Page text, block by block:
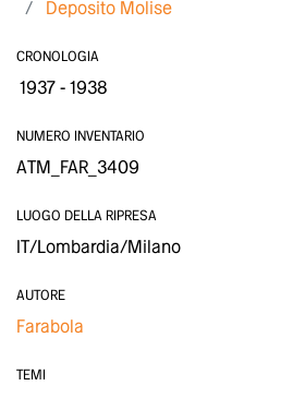
Deposito Molise
CRONOLOGIA
1937 - 1938
NUMERO INVENTARIO
ATM_FAR_3409
LUOGO DELLA RIPRESA
IT/Lombardia/Milano
AUTORE
Farabola
TEMI